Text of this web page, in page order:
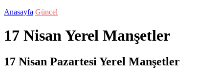
Anasayfa Güncel
17 Nisan Yerel Manşetler
17 Nisan Pazartesi Yerel Manşetler